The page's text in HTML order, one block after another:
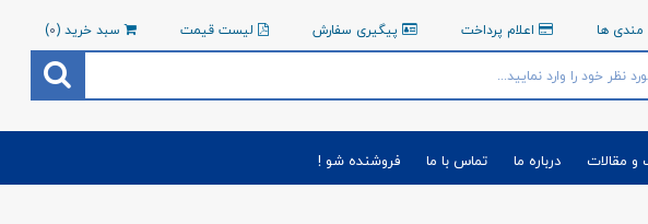
مندی ها اعلام پرداخت پیگیری سفارش لیست قیمت سبد خرید (0
)
و مقالات درباره ما تماس با ما فروشنده شو !